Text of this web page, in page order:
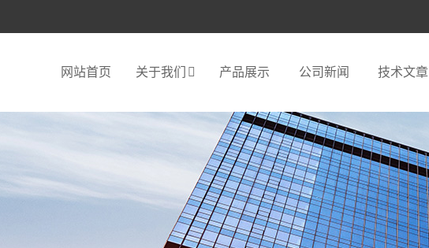
网站首页 关于我们 产品展示 公司新闻 技术文章